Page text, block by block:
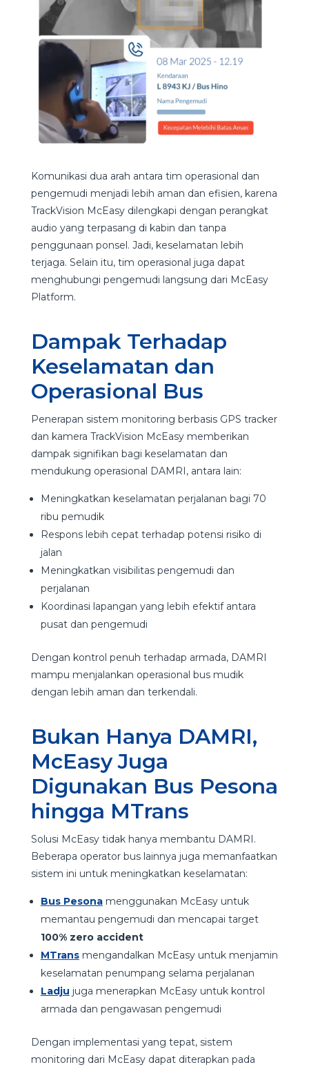
Komunikasi dua arah antara tim operasional dan
pengemudi menjadi lebih aman dan efisien, karena
TrackVision McEasy dilengkapi dengan perangkat
audio yang terpasang di kabin dan tanpa
penggunaan ponsel. Jadi, keselamatan lebih
terjaga. Selain itu, tim operasional juga dapat
menghubungi pengemudi langsung dari McEasy
Platform.
Dampak Terhadap
Keselamatan dan
Operasional Bus
Penerapan sistem monitoring berbasis GPS tracker
dan kamera TrackVision McEasy memberikan
dampak signifikan bagi keselamatan dan
mendukung operasional DAMRI, antara lain:
Meningkatkan keselamatan perjalanan bagi 70
ribu pemudik
Respons lebih cepat terhadap potensi risiko di
jalan
Meningkatkan visibilitas pengemudi dan
perjalanan
Koordinasi lapangan yang lebih efektif antara
pusat dan pengemudi
Dengan kontrol penuh terhadap armada, DAMRI
mampu menjalankan operasional bus mudik
dengan lebih aman dan terkendali.
Bukan Hanya DAMRI,
McEasy Juga
Digunakan Bus Pesona
hingga MTrans
Solusi McEasy tidak hanya membantu DAMRI.
Beberapa operator bus lainnya juga memanfaatkan
sistem ini untuk meningkatkan keselamatan:
Bus Pesonamenggunakan McEasy untuk
memantau pengemudi dan mencapai target
100% zero accident
MTrans mengandalkan McEasy untuk menjamin
keselamatan penumpang selama perjalanan
Ladju juga menerapkan McEasy untuk kontrol
armada dan pengawasan pengemudi
Dengan implementasi yang tepat, sistem
monitoring dari McEasy dapat diterapkan pada